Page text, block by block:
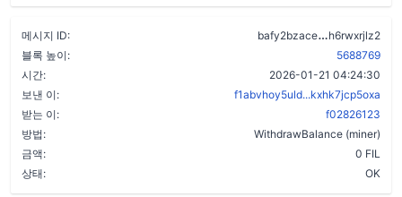
메시지 ID: bafy2bzace
h6rwxrjlz2
블록 높이:
5688769
시간:
2026-01-21 04:24:30
보낸 이:
f1abvhoy5uld...kxhk7jcp5oxa
받는 이:
f02826123
방법:
WithdrawBalance (miner)
금액:
0 FIL
상태:
OK